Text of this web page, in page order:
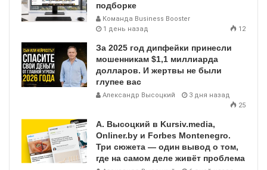
подборке
Команда Business Booster
1 день назад
12
За 2025 год дипфейки принесли
мошенникам $1,1 миллиарда
долларов. И жертвы не были
глупее вас
Александр Высоцкий
3 дня назад
25
А. Высоцкий в Kursiv.media,
Onliner.by и Forbes Montenegro.
Три сюжета — один вывод о том,
где на самом деле живёт проблема